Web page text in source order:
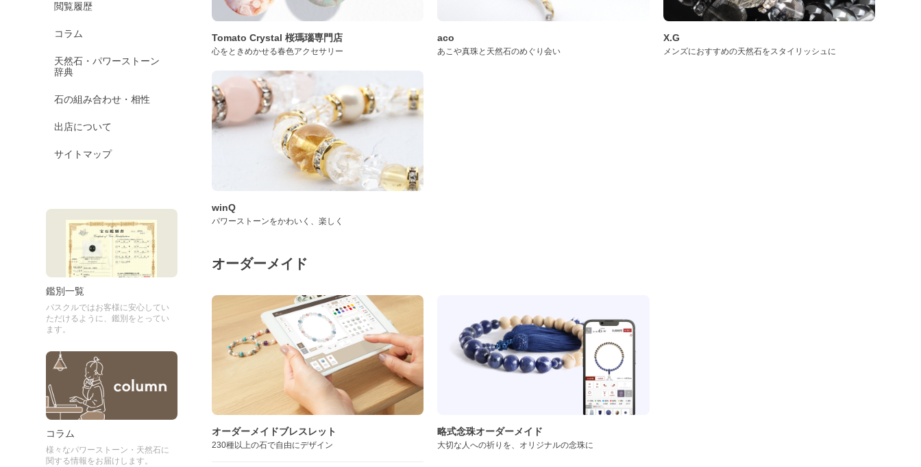
閲覧履歴
コラム
天然石・パワーストーン
辞典
石の組み合わせ・相性
出店について
サイトマップ
鑑別一覧
パスクルではお客様に安心してい
ただけるように、鑑別をとってい
ます。
コラム
様々なパワーストーン・天然石に
関する情報をお届けします。
Tomato Crystal 桜瑪瑙専門店
心をときめかせる春色アクセサリー
aco
あこや真珠と天然石のめぐり会い
X.G
メンズにおすすめの天然石をスタイリッシュに
winQ
パワーストーンをかわいく、楽しく
オーダーメイド
オーダーメイドブレスレット
230種以上の石で自由にデザイン
略式念珠オーダーメイド
大切な人への祈りを、オリジナルの念珠に